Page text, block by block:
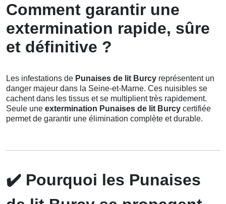
Comment garantir une
extermination rapide, sûre
et définitive ?
Les infestations de Punaises de lit Burcy représentent un
danger majeur dans la Seine-et-Marne. Ces nuisibles se
cachent dans les tissus et se multiplient très rapidement.
Seule une extermination Punaises de lit Burcy certifiée
permet de garantir une élimination complète et durable.
✔️ Pourquoi les Punaises